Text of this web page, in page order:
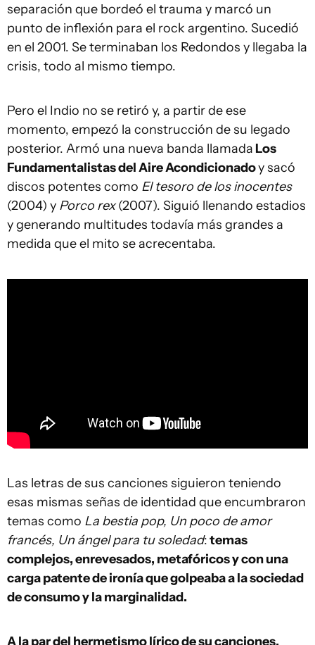
separación que bordeó el trauma y marcó un
punto de inflexión para el rock argentino. Sucedió
en el 2001. Se terminaban los Redondos y llegaba la
crisis, todo al mismo tiempo.
Pero el Indio no se retiró y, a partir de ese
momento, empezó la construcción de su legado
posterior. Armó una nueva banda llamada Los
Fundamentalistas del Aire Acondicionadoy sacó
discos potentes como El tesoro de los inocentes
(2004) y Porco rex(2007). Siguió llenando estadios
y generando multitudes todavía más grandes a
medida que el mito se acrecentaba.
Las letras de sus canciones siguieron teniendo
esas mismas señas de identidad que encumbraron
temas como La bestia pop, Un poco de amor
francés, Un ángel para tu soledad:temas
complejos, enrevesados, metafóricos y con una
carga patente de ironía que golpeaba a la sociedad
de consumo y la marginalidad.
A la par del hermetismo lírico de su canciones,